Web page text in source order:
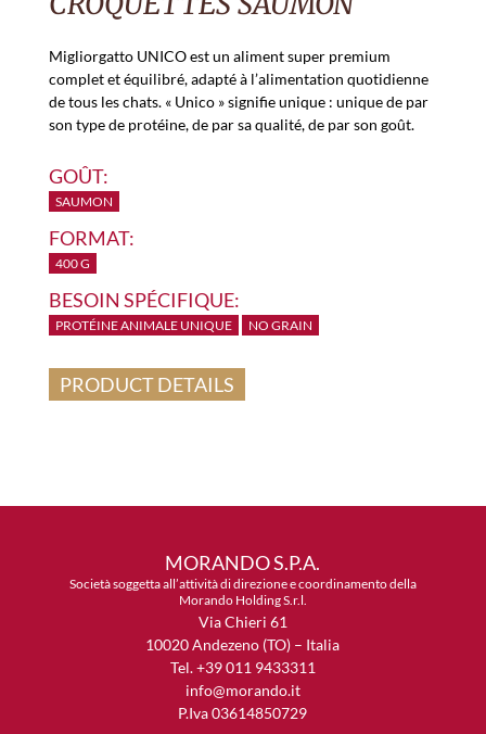
Migliorgatto UNICO est un aliment super premium
complet et équilibré, adapté à l’alimentation quotidienne
de tous les chats. « Unico » signifie unique : unique de par
son type de protéine, de par sa qualité, de par son goût.
GOÛT:
SAUMON
FORMAT:
400 G
BESOIN SPÉCIFIQUE:
PROTÉINE ANIMALE UNIQUE NO GRAIN
PRODUCT DETAILS
MORANDO S.P.A.
Società soggetta all’attività di direzione e coordinamento della
Morando Holding S.r.l.
Via Chieri 61
10020 Andezeno (TO) – Italia
Tel. +39 011 9433311
info@morando.it
P.Iva 03614850729